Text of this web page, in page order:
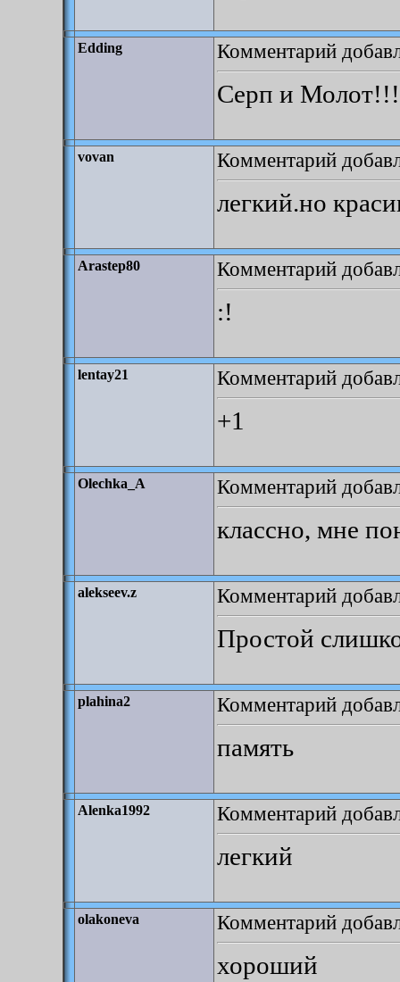
Edding Комментарий
Серп и Молот!!!
vovan Комментарий
легкий.но
Arastep80 Комментарий
:!
lentay21 Комментарий
+1
Olechka_A Комментарий
классно, мне
alekseev.z Комментарий
Простой
plahina2 Комментарий
память
Alenka1992 Комментарий
легкий
olakoneva Комментарий
хороший